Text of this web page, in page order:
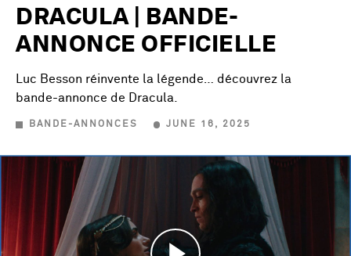
DRACULA | BANDE-
ANNONCE OFFICIELLE
Luc Besson réinvente la légende… découvrez la
bande-annonce de Dracula.
BANDE-ANNONCES JUNE 16, 2025